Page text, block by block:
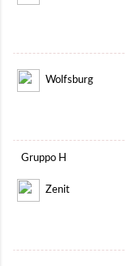
Wolfsburg
Gruppo H
Zenit